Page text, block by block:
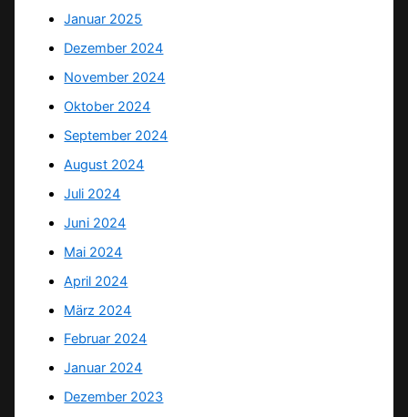
Januar 2025
Dezember 2024
November 2024
Oktober 2024
September 2024
August 2024
Juli 2024
Juni 2024
Mai 2024
April 2024
März 2024
Februar 2024
Januar 2024
Dezember 2023